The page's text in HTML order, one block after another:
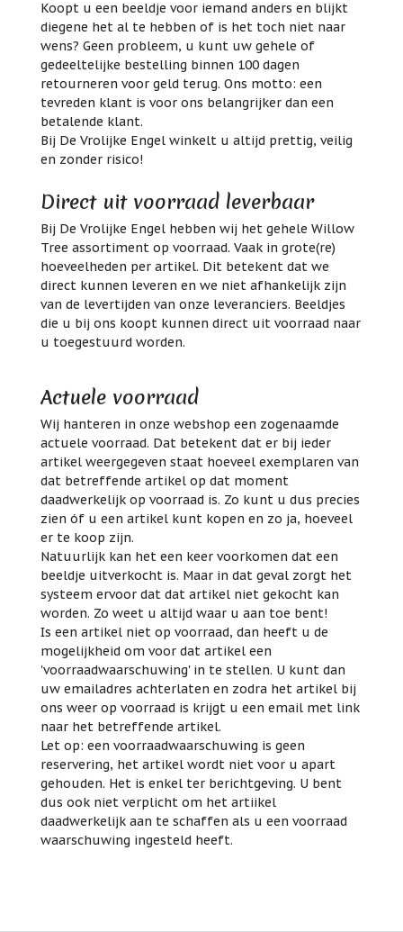
Koopt u een beeldje voor iemand anders en blijkt
diegene het al te hebben of is het toch niet naar
wens? Geen probleem, u kunt uw gehele of
gedeeltelijke bestelling binnen 100 dagen
retourneren voor geld terug. Ons motto: een
tevreden klant is voor ons belangrijker dan een
betalende klant.
Bij De Vrolijke Engel winkelt u altijd prettig, veilig
en zonder risico!
Direct uit voorraad leverbaar
Bij De Vrolijke Engel hebben wij het gehele Willow
Tree assortiment op voorraad. Vaak in grote(re)
hoeveelheden per artikel. Dit betekent dat we
direct kunnen leveren en we niet afhankelijk zijn
van de levertijden van onze leveranciers. Beeldjes
die u bij ons koopt kunnen direct uit voorraad naar
u toegestuurd worden.
Actuele voorraad
Wij hanteren in onze webshop een zogenaamde
actuele voorraad. Dat betekent dat er bij ieder
artikel weergegeven staat hoeveel exemplaren van
dat betreffende artikel op dat moment
daadwerkelijk op voorraad is. Zo kunt u dus precies
zien óf u een artikel kunt kopen en zo ja, hoeveel
er te koop zijn.
Natuurlijk kan het een keer voorkomen dat een
beeldje uitverkocht is. Maar in dat geval zorgt het
systeem ervoor dat dat artikel niet gekocht kan
worden. Zo weet u altijd waar u aan toe bent!
Is een artikel niet op voorraad, dan heeft u de
mogelijkheid om voor dat artikel een
'voorraadwaarschuwing' in te stellen. U kunt dan
uw emailadres achterlaten en zodra het artikel bij
ons weer op voorraad is krijgt u een email met link
naar het betreffende artikel.
Let op: een voorraadwaarschuwing is geen
reservering, het artikel wordt niet voor u apart
gehouden. Het is enkel ter berichtgeving. U bent
dus ook niet verplicht om het artiikel
daadwerkelijk aan te schaffen als u een voorraad
waarschuwing ingesteld heeft.